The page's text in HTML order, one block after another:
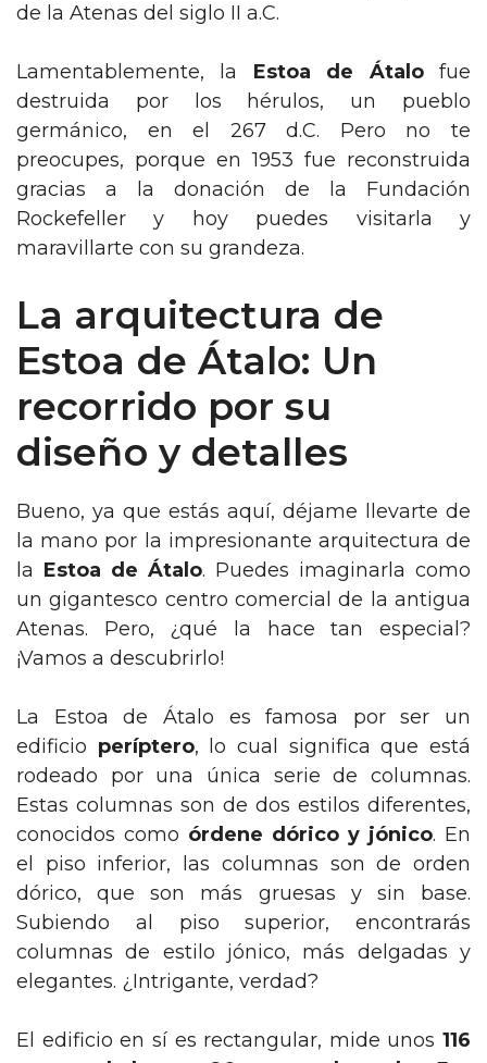
de la Atenas del siglo II a.C.
Lamentablemente, la Estoa de Átalofue
destruida por los hérulos, un pueblo
germánico, en el 267 d.C. Pero no te
preocupes, porque en 1953 fue reconstruida
gracias a la donación de la Fundación
Rockefeller y hoy puedes visitarla y
maravillarte con su grandeza.
La arquitectura de
Estoa de Átalo: Un
recorrido por su
diseño y detalles
Bueno, ya que estás aquí, déjame llevarte de
la mano por la impresionante arquitectura de
la Estoa de Átalo. Puedes imaginarla como
un gigantesco centro comercial de la antigua
Atenas. Pero, ¿qué la hace tan especial?
¡Vamos a descubrirlo!
La Estoa de Átalo es famosa por ser un
edificio períptero, lo cual significa que está
rodeado por una única serie de columnas.
Estas columnas son de dos estilos diferentes,
conocidos como órdene dórico y jónico. En
el piso inferior, las columnas son de orden
dórico, que son más gruesas y sin base.
Subiendo al piso superior, encontrarás
columnas de estilo jónico, más delgadas y
elegantes. ¿Intrigante, verdad?
El edificio en sí es rectangular, mide unos 116